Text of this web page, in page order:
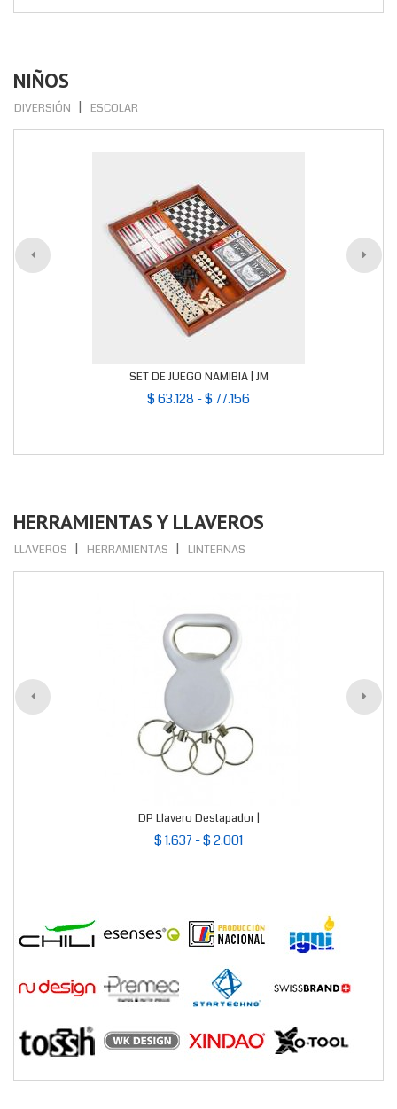
NIÑOS
DIVERSIÓN ESCOLAR
SET DE JUEGO NAMIBIA | JM
$ 63.128 - $ 77.156
HERRAMIENTAS Y LLAVEROS
LLAVEROS HERRAMIENTAS LINTERNAS
DP Llavero Destapador |
$ 1.637 - $ 2.001